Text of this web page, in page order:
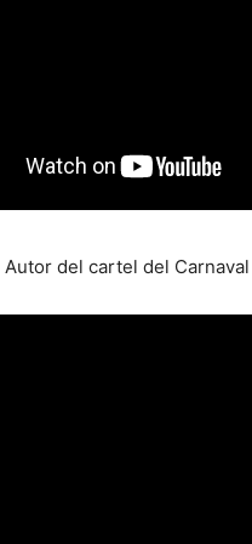
del cartel del Carnaval